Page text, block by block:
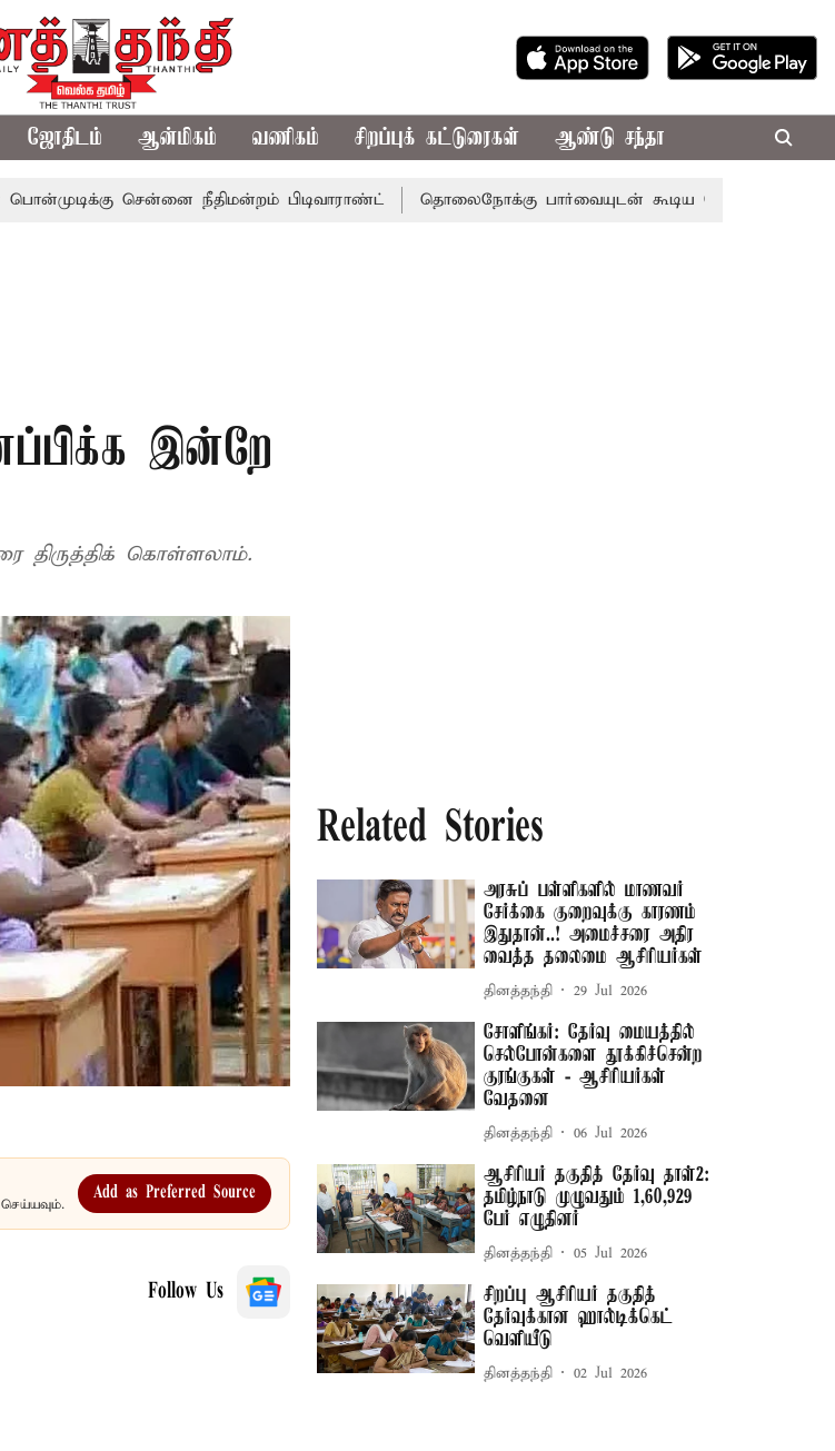
ஜோதிடம் ஆன்மிகம் வணிகம் சிறப்புக் கட்டுரைகள் ஆண்டு சந்தா
சென்னை நீதிமன்றம் பிடிவாராண்ட் தொலைநோக்கு பார்வையுடன் கூடிய வேளாண் பட்ஜெட்: முதல்-
இன்றே
திருத்திக் கொள்ளலாம்.
Add as Preferred Source
Follow Us
Related Stories
அரசுப் பள்ளிகளில் மாணவர்
சேர்க்கை குறைவுக்கு காரணம்
இதுதான்..! அமைச்சரை அதிர
வைத்த தலைமை ஆசிரியர்கள்
தினத்தந்தி 29 Jul 2026
சோளிங்கர்: தேர்வு மையத்தில்
செல்போன்களை தூக்கிச்சென்ற
குரங்குகள் - ஆசிரியர்கள்
வேதனை
தினத்தந்தி 06 Jul 2026
ஆசிரியர் தகுதித் தேர்வு தாள்–2:
தமிழ்நாடு முழுவதும் 1,60,929
பேர் எழுதினர்
தினத்தந்தி 05 Jul 2026
சிறப்பு ஆசிரியர் தகுதித்
தேர்வுக்கான ஹால்டிக்கெட்
வெளியீடு
தினத்தந்தி 02 Jul 2026